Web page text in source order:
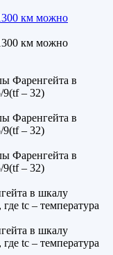
км можно
км можно
Фаренгейта в
9(tf – 32)
Фаренгейта в
9(tf – 32)
Фаренгейта в
9(tf – 32)
в шкалу
tc – температура
в шкалу
tc – температура